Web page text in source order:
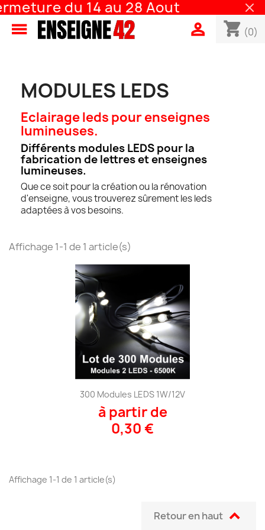
du 14 au 28 Aout
 shopping_cart (0)

MODULES LEDS
Eclairage leds pour enseignes
lumineuses.
Différents modules LEDS pour la
fabrication de lettres et enseignes
lumineuses.
Que ce soit pour la création ou la rénovation
d'enseigne, vous trouverez sûrement les leds
adaptées à vos besoins.
Affichage 1-1 de 1 article(s)
300 Modules LEDS 1W/12V
à partir de
0,30 €
Affichage 1-1 de 1 article(s)
Retour en haut 